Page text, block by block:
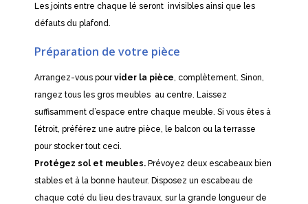
Les joints entre chaque lé seront invisibles ainsi que les
défauts du plafond.
Préparation de votre pièce
Arrangez-vous pourvider la pièce, complètement. Sinon,
rangez tous les gros meubles au centre. Laissez
suffisamment d’espace entre chaque meuble. Si vous êtes à
l’étroit, préférez une autre pièce, le balcon ou la terrasse
pour stocker tout ceci.
Protégez sol et meubles.Prévoyez deux escabeaux bien
stables et à la bonne hauteur. Disposez un escabeau de
chaque coté du lieu des travaux, sur la grande longueur de